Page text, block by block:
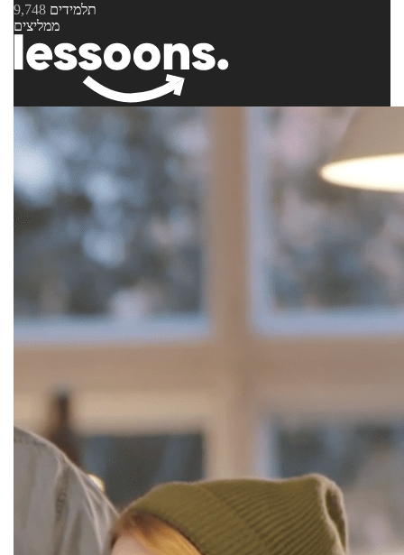
9,748 תלמידים
ממליצים